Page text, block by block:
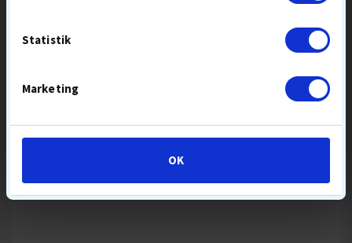
Statistik
Marketing
OK
UP & DOWN
PITCH FIX
JOBELI
RANGE TEES